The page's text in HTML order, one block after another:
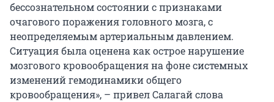
бессознательном состоянии с признаками
очагового поражения головного мозга, с
неопределяемым артериальным давлением.
Ситуация была оценена как острое нарушение
мозгового кровообращения на фоне системных
изменений гемодинамики общего
кровообращения», – привел Салагай слова